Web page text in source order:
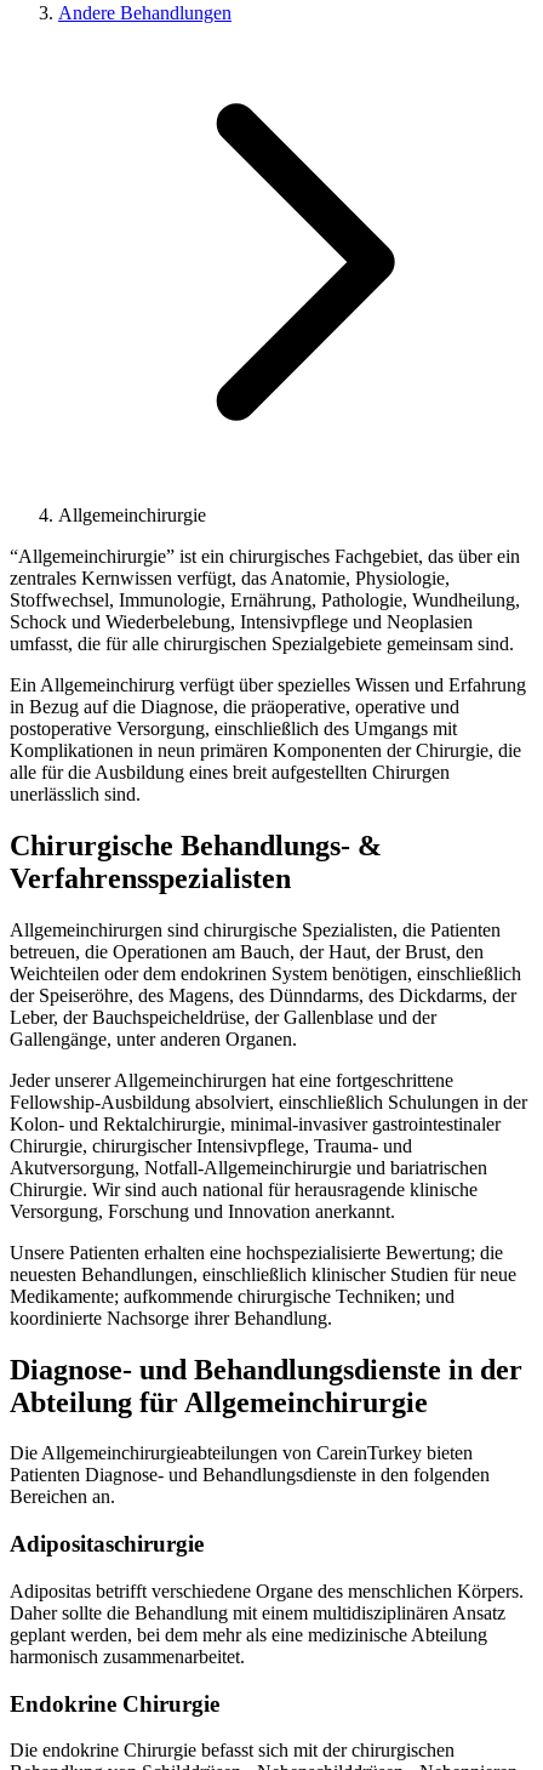
Andere Behandlungen
Allgemeinchirurgie
“Allgemeinchirurgie” ist ein chirurgisches Fachgebiet, das über ein
zentrales Kernwissen verfügt, das Anatomie, Physiologie,
Stoffwechsel, Immunologie, Ernährung, Pathologie, Wundheilung,
Schock und Wiederbelebung, Intensivpflege und Neoplasien
umfasst, die für alle chirurgischen Spezialgebiete gemeinsam sind.
Ein Allgemeinchirurg verfügt über spezielles Wissen und Erfahrung
in Bezug auf die Diagnose, die präoperative, operative und
postoperative Versorgung, einschließlich des Umgangs mit
Komplikationen in neun primären Komponenten der Chirurgie, die
alle für die Ausbildung eines breit aufgestellten Chirurgen
unerlässlich sind.
Chirurgische Behandlungs- &
Verfahrensspezialisten
Allgemeinchirurgen sind chirurgische Spezialisten, die Patienten
betreuen, die Operationen am Bauch, der Haut, der Brust, den
Weichteilen oder dem endokrinen System benötigen, einschließlich
der Speiseröhre, des Magens, des Dünndarms, des Dickdarms, der
Leber, der Bauchspeicheldrüse, der Gallenblase und der
Gallengänge, unter anderen Organen.
Jeder unserer Allgemeinchirurgen hat eine fortgeschrittene
Fellowship-Ausbildung absolviert, einschließlich Schulungen in der
Kolon- und Rektalchirurgie, minimal-invasiver gastrointestinaler
Chirurgie, chirurgischer Intensivpflege, Trauma- und
Akutversorgung, Notfall-Allgemeinchirurgie und bariatrischen
Chirurgie. Wir sind auch national für herausragende klinische
Versorgung, Forschung und Innovation anerkannt.
Unsere Patienten erhalten eine hochspezialisierte Bewertung; die
neuesten Behandlungen, einschließlich klinischer Studien für neue
Medikamente; aufkommende chirurgische Techniken; und
koordinierte Nachsorge ihrer Behandlung.
Diagnose- und Behandlungsdienste in der
Abteilung für Allgemeinchirurgie
Die Allgemeinchirurgieabteilungen von CareinTurkey bieten
Patienten Diagnose- und Behandlungsdienste in den folgenden
Bereichen an.
Adipositaschirurgie
Adipositas betrifft verschiedene Organe des menschlichen Körpers.
Daher sollte die Behandlung mit einem multidisziplinären Ansatz
geplant werden, bei dem mehr als eine medizinische Abteilung
harmonisch zusammenarbeitet.
Endokrine Chirurgie
Die endokrine Chirurgie befasst sich mit der chirurgischen